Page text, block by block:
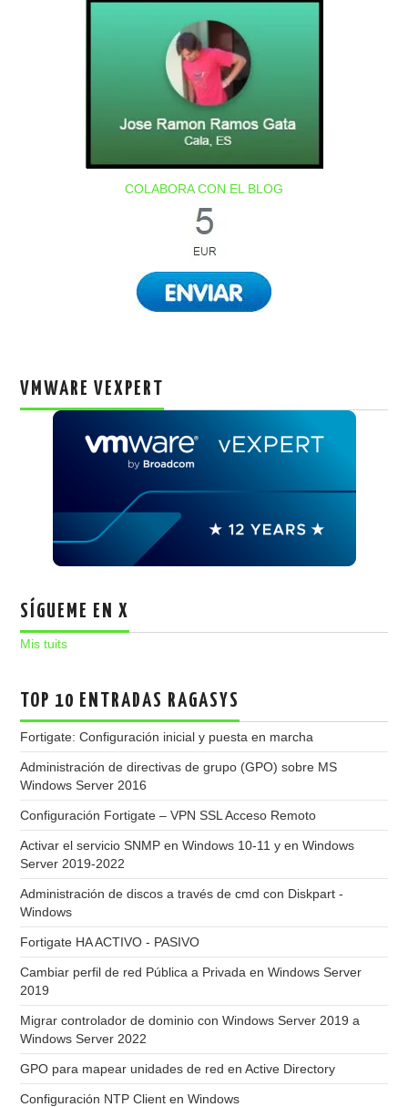
COLABORA CON EL BLOG
VMWARE VEXPERT
SÍGUEME EN X
Mis tuits
TOP 10 ENTRADAS RAGASYS
Fortigate: Configuración inicial y puesta en marcha
Administración de directivas de grupo (GPO) sobre MS
Windows Server 2016
Configuración Fortigate – VPN SSL Acceso Remoto
Activar el servicio SNMP en Windows 10-11 y en Windows
Server 2019-2022
Administración de discos a través de cmd con Diskpart -
Windows
Fortigate HA ACTIVO - PASIVO
Cambiar perfil de red Pública a Privada en Windows Server
2019
Migrar controlador de dominio con Windows Server 2019 a
Windows Server 2022
GPO para mapear unidades de red en Active Directory
Configuración NTP Client en Windows